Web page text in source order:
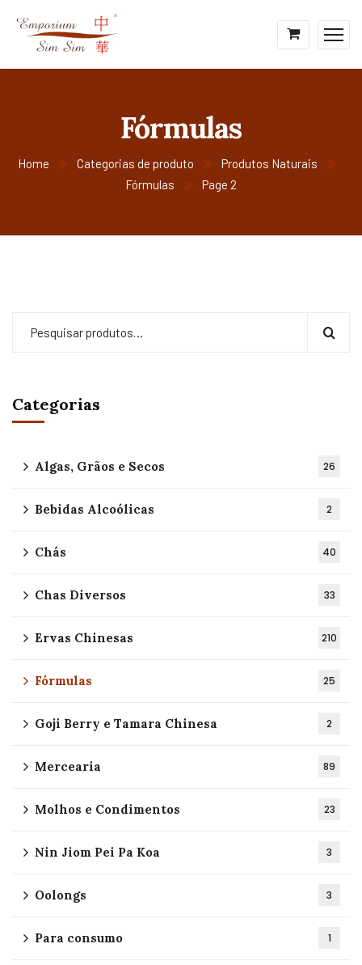
Fórmulas
Home Categorias de produto
Produtos Naturais
Fórmulas
Page 2
Categorias
Algas, Grãos e Secos 26
Bebidas Alcoólicas 2
Chás 40
Chas Diversos 33
Ervas Chinesas 210
Fórmulas 25
Goji Berry e Tamara Chinesa 2
Mercearia 89
Molhos e Condimentos 23
Nin Jiom Pei Pa Koa 3
Oolongs 3
Para consumo 1